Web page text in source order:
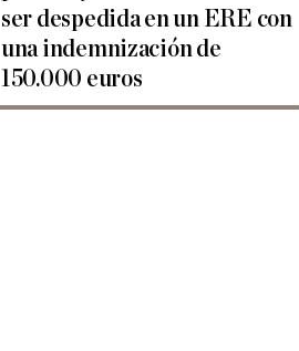
ser despedida en un ERE con
una indemnización de
150.000 euros